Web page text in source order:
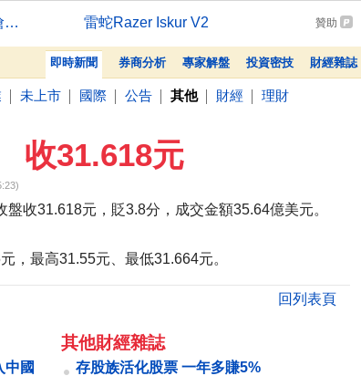
綠界上半年每股盈餘1.08元 搶攻AI行銷商機 雷蛇Razer Iskur V2 贊助
熱門 TISA稅負優惠有譜 彭金隆：盼很快宣布好消息
即時新聞 券商分析 專家解盤 投資密技 財經雜誌
未上市 國際 公告 其他 財經 理財
收31.618元
收31.618元，貶3.8分，成交金額35.64億美元。
，最高31.55元、最低31.664元。
回列表頁
中國
其他財經雜誌
存股族活化股票 一年多賺5%